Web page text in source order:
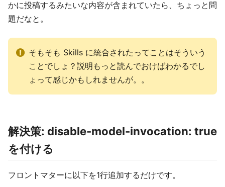
かに投稿するみたいな内容が含まれていたら、ちょっと問
題だなと。
そもそも Skills に統合されたってことはそういう
ことでしょ？説明もっと読んでおけばわかるでし
ょって感じかもしれませんが。。
解決策: disable-model-invocation: true
を付ける
フロントマターに以下を1行追加するだけです。